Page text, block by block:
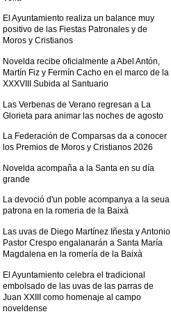
El Ayuntamiento realiza un balance muy
positivo de las Fiestas Patronales y de
Moros y Cristianos
Novelda recibe oficialmente a Abel Antón,
Martín Fiz y Fermín Cacho en el marco de la
XXXVIII Subida al Santuario
Las Verbenas de Verano regresan a La
Glorieta para animar las noches de agosto
La Federación de Comparsas da a conocer
los Premios de Moros y Cristianos 2026
Novelda acompaña a la Santa en su día
grande
La devoció d'un poble acompanya a la seua
patrona en la romeria de la Baixà
Las uvas de Diego Martínez Iñesta y Antonio
Pastor Crespo engalanarán a Santa María
Magdalena en la romería de la Baixà
El Ayuntamiento celebra el tradicional
embolsado de las uvas de las parras de
Juan XXIII como homenaje al campo
noveldense